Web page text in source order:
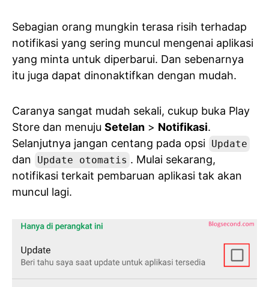
Sebagian orang mungkin terasa risih terhadap
notifikasi yang sering muncul mengenai aplikasi
yang minta untuk diperbarui. Dan sebenarnya
itu juga dapat dinonaktifkan dengan mudah.
Caranya sangat mudah sekali, cukup buka Play
Store dan menuju Setelan > Notifikasi.
Selanjutnya jangan centang pada opsi Update
dan Update otomatis . Mulai sekarang,
notifikasi terkait pembaruan aplikasi tak akan
muncul lagi.